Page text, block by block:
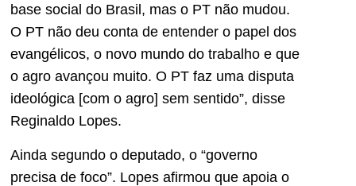
base social do Brasil, mas o PT não mudou.
O PT não deu conta de entender o papel dos
evangélicos, o novo mundo do trabalho e que
o agro avançou muito. O PT faz uma disputa
ideológica [com o agro] sem sentido”, disse
Reginaldo Lopes.
Ainda segundo o deputado, o “governo
precisa de foco”. Lopes afirmou que apoia o